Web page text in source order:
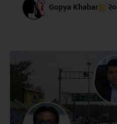
Gopya Khabar